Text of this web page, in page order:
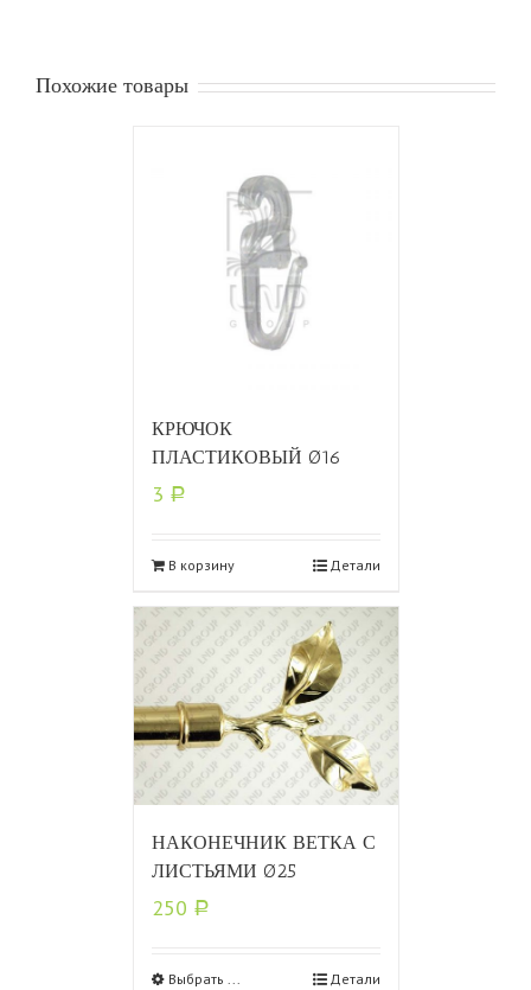
Похожие товары
КРЮЧОК
ПЛАСТИКОВЫЙ Ø16
3 Р
В корзину Детали
НАКОНЕЧНИК ВЕТКА С
ЛИСТЬЯМИ Ø25
250 Р
Выбрать ... Детали